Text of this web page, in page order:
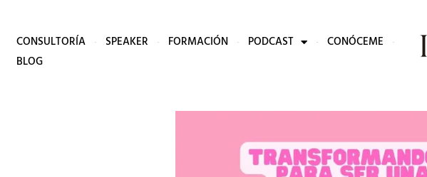
CONSULTORÍA SPEAKER FORMACIÓN PODCAST
CONÓCEME
BLOG